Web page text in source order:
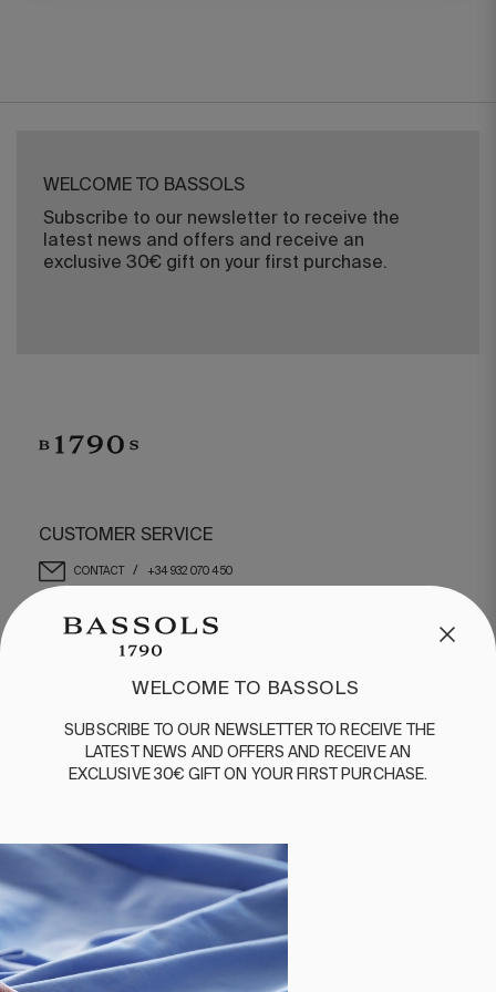
WELCOME TO BASSOLS
Subscribe to our newsletter to receive the
latest news and offers and receive an
exclusive 30€ gift on your first purchase.
BASSOLS
ABOUT US
CUSTOMER SERVICE
CONTACT / +34 932 070 450
SHIPPING & RETURNS
©2026 COPYRIGHT © 2013-PRESENT MAGENTO, INC. ALL
TERMS AND CONDITIONS PRIVACY POLICY
FOLLOW US
WELCOME TO BASSOLS
SUBSCRIBE TO OUR NEWSLETTERTO RECEIVE
THE
LATEST
NEWS AND OFFERSAND RECEIVE AN
EXCLUSIVE30€ GIFT ON YOUR FIRST PURCHASE.